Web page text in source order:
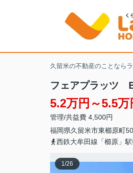
久留米の不動産のことなら
フェアプラッツ
5.2万円～5.5万
管理/共益費 4,500円
福岡県久留米市東櫛原町
西鉄大牟田線「櫛原」
1/26